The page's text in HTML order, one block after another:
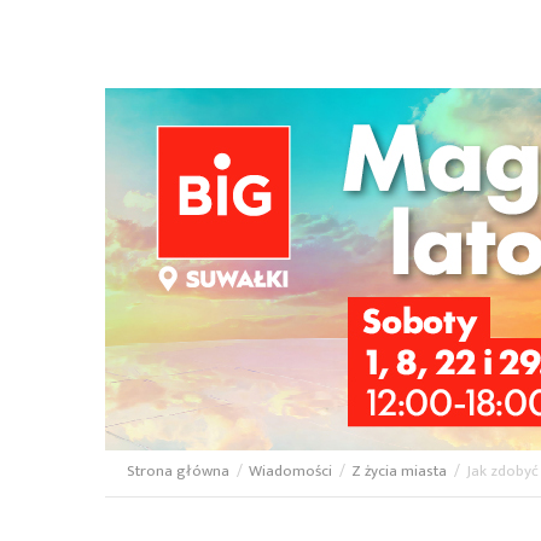
Ścieżka
Strona główna / Wiadomości / Z życia miasta / Jak